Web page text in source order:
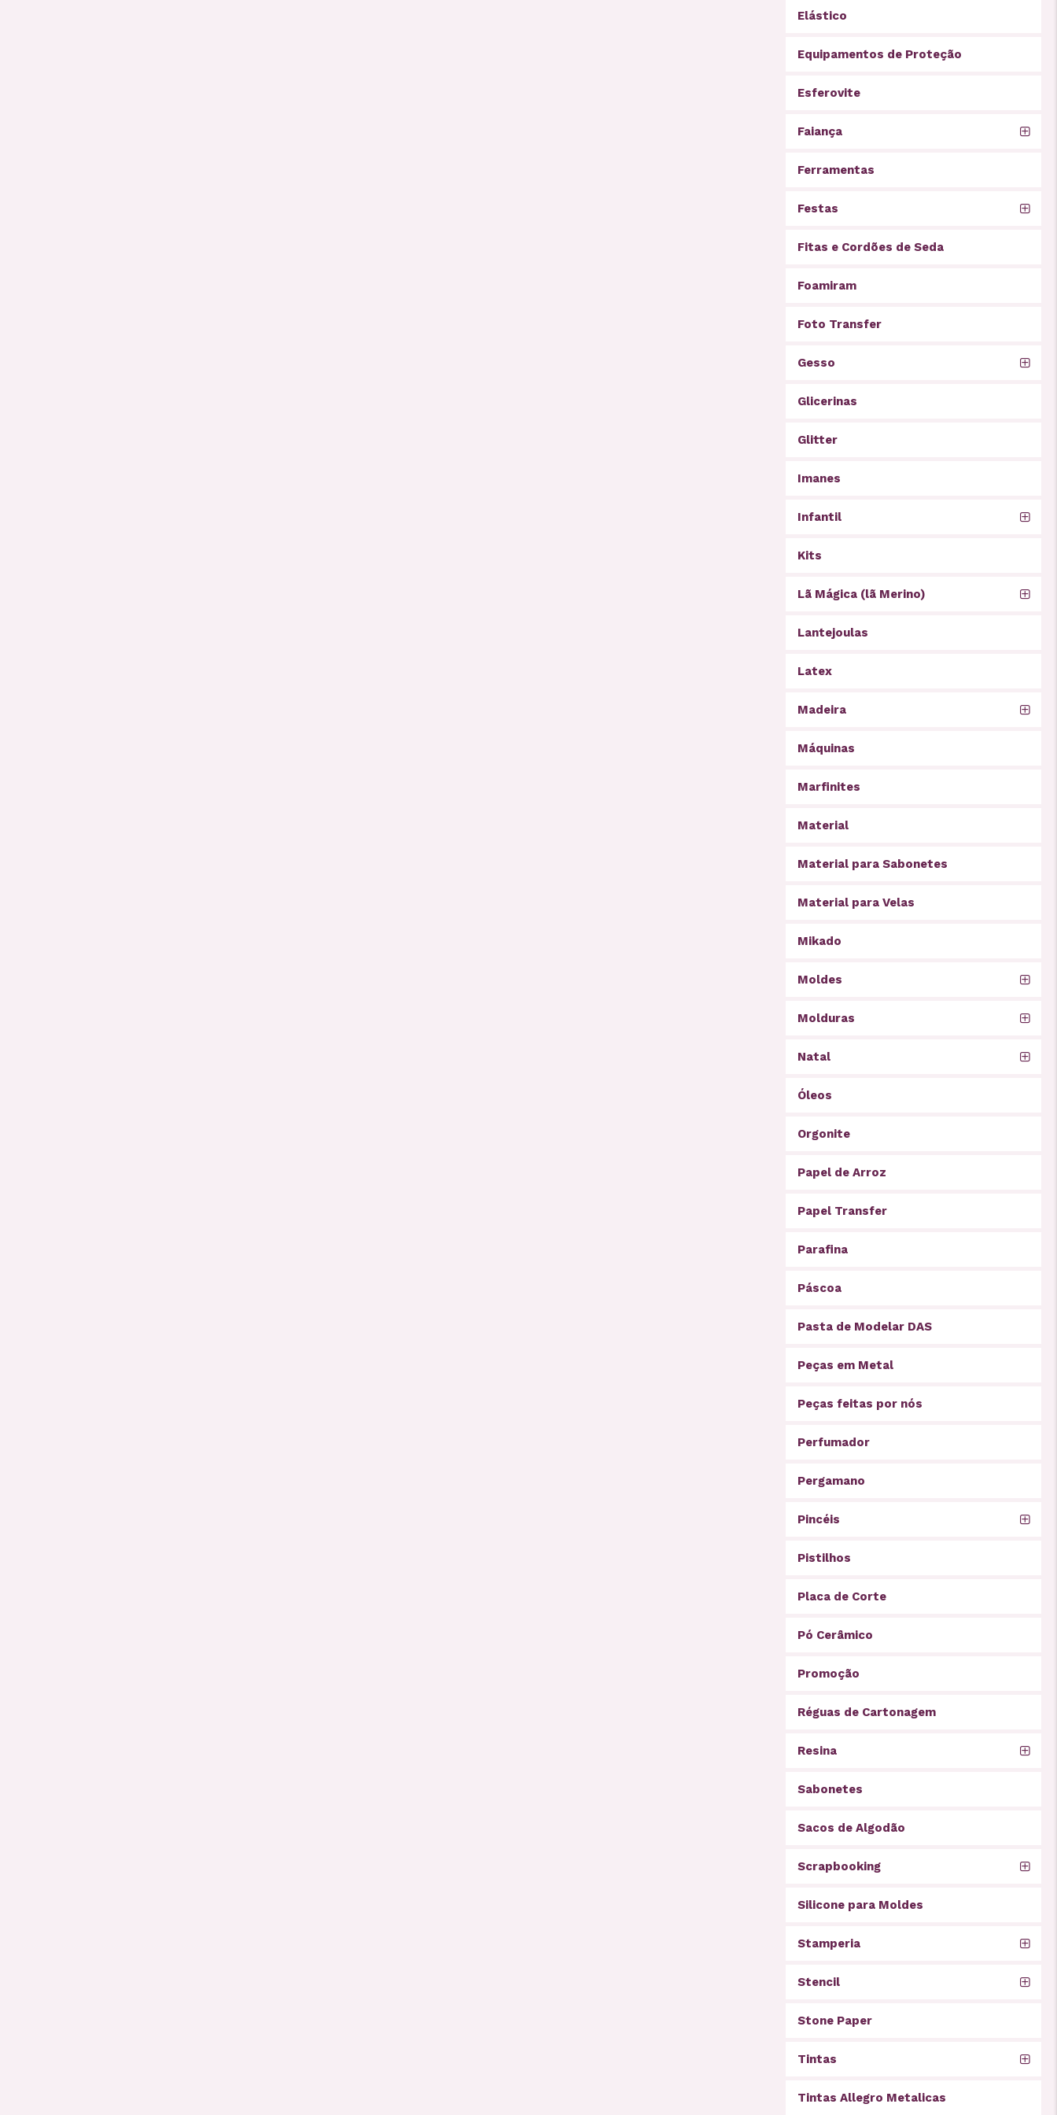
Elástico
Equipamentos de Proteção
Esferovite
Faiança
Ferramentas
Festas
Fitas e Cordões de Seda
Foamiram
Foto Transfer
Gesso
Glicerinas
Glitter
Imanes
Infantil
Kits
Lã Mágica (lã Merino)
Lantejoulas
Latex
Madeira
Máquinas
Marfinites
Material
Material para Sabonetes
Material para Velas
Mikado
Moldes
Molduras
Natal
Óleos
Orgonite
Papel de Arroz
Papel Transfer
Parafina
Páscoa
Pasta de Modelar DAS
Peças em Metal
Peças feitas por nós
Perfumador
Pergamano
Pincéis
Pistilhos
Placa de Corte
Pó Cerâmico
Promoção
Réguas de Cartonagem
Resina
Sabonetes
Sacos de Algodão
Scrapbooking
Silicone para Moldes
Stamperia
Stencil
Stone Paper
Tintas
Tintas Allegro Metalicas